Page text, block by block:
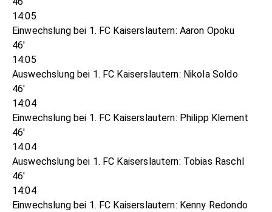
14:05
Einwechslung bei 1. FC Kaiserslautern: Aaron Opoku
46'
14:05
Auswechslung bei 1. FC Kaiserslautern: Nikola Soldo
46'
14:04
Einwechslung bei 1. FC Kaiserslautern: Philipp Klement
46'
14:04
Auswechslung bei 1. FC Kaiserslautern: Tobias Raschl
46'
14:04
Einwechslung bei 1. FC Kaiserslautern: Kenny Redondo